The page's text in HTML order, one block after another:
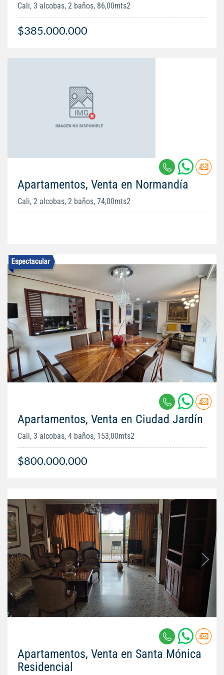
Cali, 3 alcobas, 2 baños, 86,00mts2
$385.000.000
Apartamentos, Venta en Normandía
Cali, 2 alcobas, 2 baños, 74,00mts2
Apartamentos, Venta en Ciudad Jardín
Cali, 3 alcobas, 4 baños, 153,00mts2
$800.000.000
Apartamentos, Venta en Santa Mónica
Residencial